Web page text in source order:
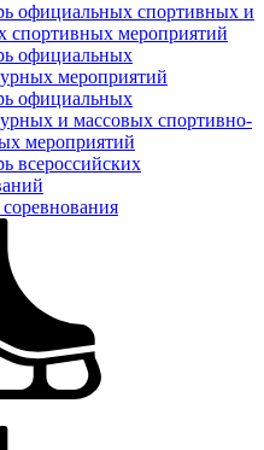
официальных спортивных и
спортивных мероприятий
официальных
мероприятий
официальных
и массовых спортивно-
мероприятий
всероссийских